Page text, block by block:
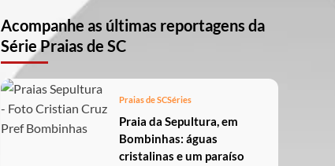
Acompanhe as últimas reportagens da
Série Praias de SC
Praias de SCSéries
Praia da Sepultura, em
Bombinhas: águas
cristalinas e um paraíso